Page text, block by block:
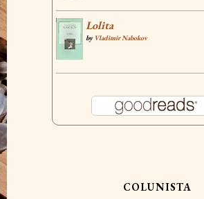
Lolita
byVladimir Nabokov
COLUNISTA